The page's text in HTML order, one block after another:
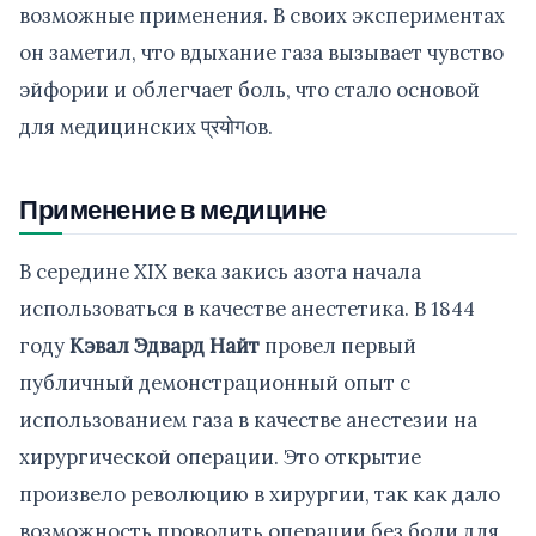
возможные применения. В своих экспериментах
он заметил, что вдыхание газа вызывает чувство
эйфории и облегчает боль, что стало основой
для медицинских प्रयोगов.
Применение в медицине
В середине XIX века закись азота начала
использоваться в качестве анестетика. В 1844
годуКэвал Эдвард Найт провел первый
публичный демонстрационный опыт с
использованием газа в качестве анестезии на
хирургической операции. Это открытие
произвело революцию в хирургии, так как дало